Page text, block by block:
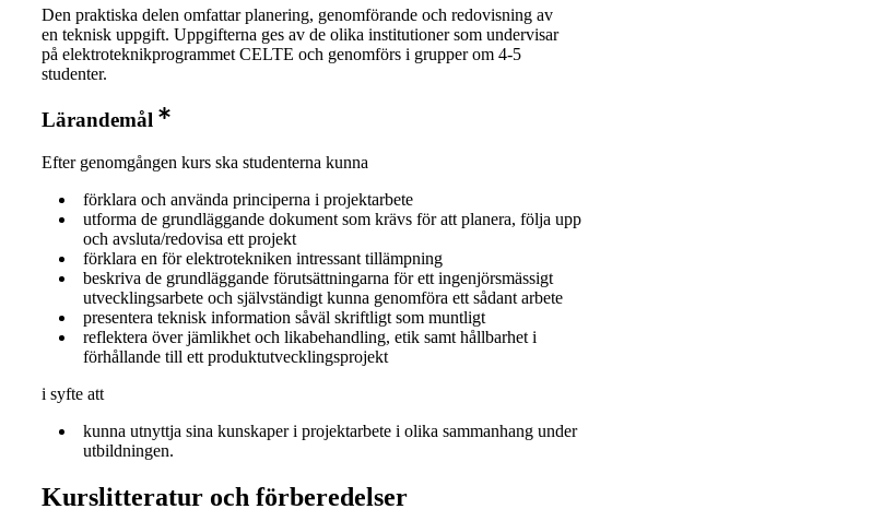
Den praktiska delen omfattar planering, genomförande och redovisning av
en teknisk uppgift. Uppgifterna ges av de olika institutioner som undervisar
på elektroteknikprogrammet CELTE och genomförs i grupper om 4-5
studenter.
Lärandemål
Efter genomgången kurs ska studenterna kunna
förklara och använda principerna i projektarbete
utforma de grundläggande dokument som krävs för att planera, följa upp
och avsluta/redovisa ett projekt
förklara en för elektrotekniken intressant tillämpning
beskriva de grundläggande förutsättningarna för ett ingenjörsmässigt
utvecklingsarbete och självständigt kunna genomföra ett sådant arbete
presentera teknisk information såväl skriftligt som muntligt
reflektera över jämlikhet och likabehandling, etik samt hållbarhet i
förhållande till ett produktutvecklingsprojekt
i syfte att
kunna utnyttja sina kunskaper i projektarbete i olika sammanhang under
utbildningen.
Kurslitteratur och förberedelser